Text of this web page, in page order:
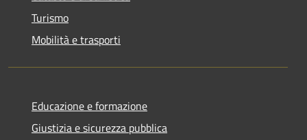
Turismo
Mobilità e trasporti
Educazione e formazione
Giustizia e sicurezza pubblica